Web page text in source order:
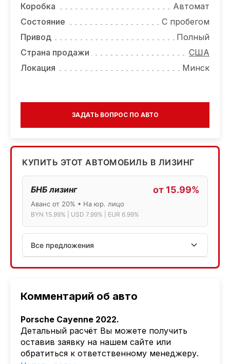
Комментарий об авто
Porsche Cayenne 2022.
Детальный расчёт Вы можете получить
оставив заявку на нашем сайте или
обратиться к ответственному менеджеру.
Коробка
Автомат
Состояние
С пробегом
Привод
Полный
Страна продажи
США
Локация
Минск
ЗАДАТЬ ВОПРОС ПО АВТО
КУПИТЬ ЭТОТ АВТОМОБИЛЬ В ЛИЗИНГ
БНБ лизинг от 15.99%
Аванс от 20% • На юр. лицо
BYN 15.99% | USD 7.99% | EUR 6.99%
Все предложения
АСБ лизинг
Лизинг: BYN 17% | USD 7.99% | EUR 6.99%
Также доступен кредит "Проще простого" 18.9%
Активлизиг